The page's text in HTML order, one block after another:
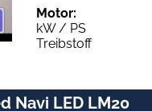
Motor:
kW / PS
Treibstoff
Navi LED LM20